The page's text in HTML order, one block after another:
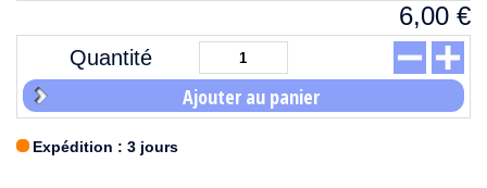
6,00 €
Quantité
Ajouter au panier
Expédition : 3 jours